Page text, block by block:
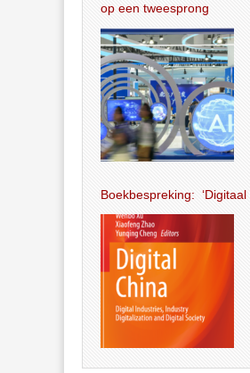
op een tweesprong
Boekbespreking: ‘Digitaal